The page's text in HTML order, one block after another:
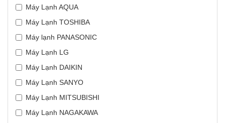
Máy Lạnh AQUA
Máy Lạnh TOSHIBA
Máy lạnh PANASONIC
Máy Lạnh LG
Máy Lạnh DAIKIN
Máy Lạnh SANYO
Máy Lạnh MITSUBISHI
Máy Lạnh NAGAKAWA